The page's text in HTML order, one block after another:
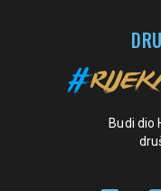
Budi dio